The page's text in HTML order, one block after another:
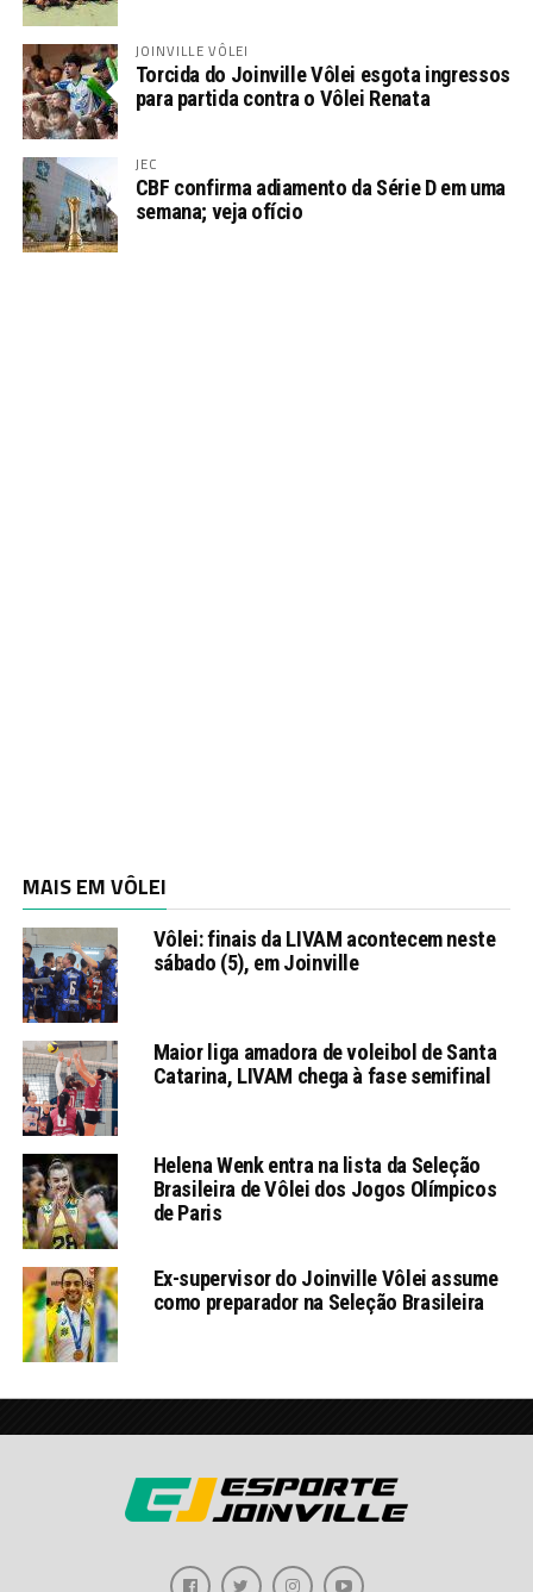
JOINVILLE VÔLEI
Torcida do Joinville Vôlei esgota ingressos
para partida contra o Vôlei Renata
JEC
CBF confirma adiamento da Série D em uma
semana; veja ofício
MAIS EM VÔLEI
Vôlei: finais da LIVAM acontecem neste
sábado (5), em Joinville
Maior liga amadora de voleibol de Santa
Catarina, LIVAM chega à fase semifinal
Helena Wenk entra na lista da Seleção
Brasileira de Vôlei dos Jogos Olímpicos
de Paris
Ex-supervisor do Joinville Vôlei assume
como preparador na Seleção Brasileira